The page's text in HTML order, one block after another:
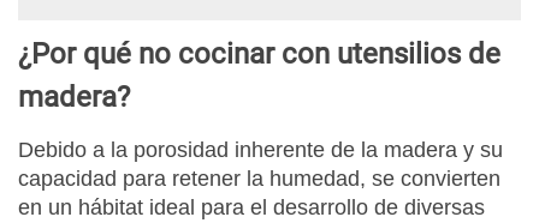
¿Por qué no cocinar con utensilios de
madera?
Debido a la porosidad inherente de la madera y su
capacidad para retener la humedad, se convierten
en un hábitat ideal para el desarrollo de diversas